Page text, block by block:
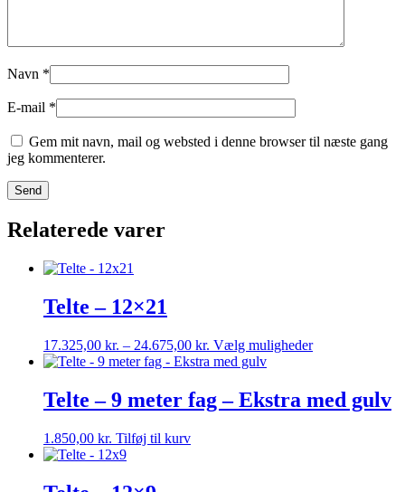
Navn *
E-mail *
Gem mit navn, mail og websted i denne browser til næste gang
jeg kommenterer.
Relaterede varer
Telte – 12×21
17.325,00 kr. – 24.675,00 kr. Prisinterval:
17.325,00 kr.
24.675,00 kr.
Vælg mulighederDette
varianter.
Telte – 9 meter fag – Ekstra med gulv
1.850,00 kr. Tilføj til kurv